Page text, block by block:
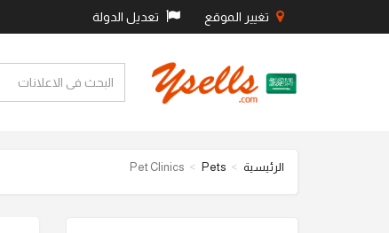
تغيير الموقع تعديل الدولة
الرئيسية Pets
Pet Clinics